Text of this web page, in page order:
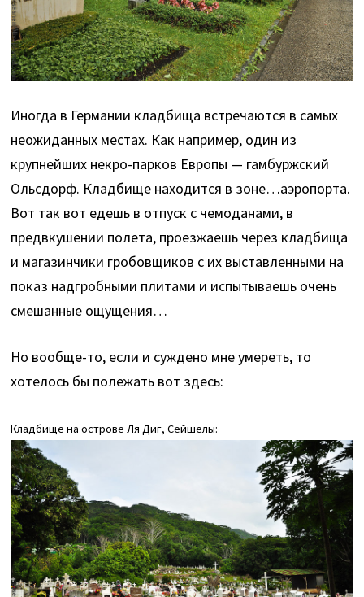
Иногда в Германии кладбища встречаются в самых
неожиданных местах. Как например, один из
крупнейших некро-парков Европы — гамбуржский
Ольсдорф. Кладбище находится в зоне…аэропорта.
Вот так вот едешь в отпуск с чемоданами, в
предвкушении полета, проезжаешь через кладбища
и магазинчики гробовщиков с их выставленными на
показ надгробными плитами и испытываешь очень
смешанные ощущения…
Но вообще-то, если и суждено мне умереть, то
хотелось бы полежать вот здесь:
Кладбище на острове Ля Диг, Сейшелы: